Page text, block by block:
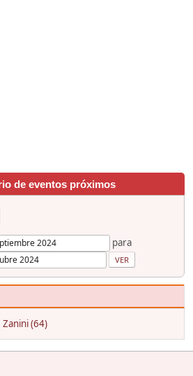
de eventos próximos
para
Zanini (64)